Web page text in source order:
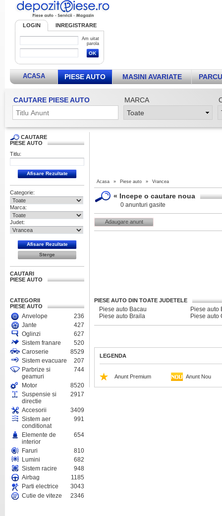
LOGIN INREGISTRARE
Am uitat
parola
ACASA PIESE AUTO MASINI AVARIATE
CAUTARE PIESE AUTO MARCA
CAUTARE
PIESE AUTO
Titlu:
Categorie:
Marca:
Judet:
CAUTARI
PIESE AUTO
CATEGORII
PIESE AUTO
Anvelope
236
Jante
427
Oglinzi
627
Sistem franare
520
Caroserie
8529
Sistem evacuare
207
Parbrize si
geamuri
744
Motor
8520
Suspensie si
directie
2917
Accesorii
3409
Sistem aer
conditionat
991
Elemente de
interior
654
Faruri
810
Lumini
682
Sistem racire
948
Airbag
1185
Parti electrice
3043
Cutie de viteze
2346
Acasa » Piese auto » Vrancea
« Incepe o cautare noua
0 anunturi gasite
Adaugare anunt
PIESE AUTO DIN TOATE JUDETELE
Piese auto Bacau
Piese auto Braila
Piese auto
Piese auto
LEGENDA
Anunt Premium Anunt Nou